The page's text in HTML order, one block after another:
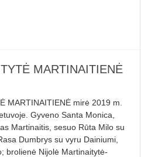
MARTINAITIENĖ
MARTINAITIENĖ mirė 2019 m.
Gyveno Santa Monica,
Martinaitis, sesuo Rūta Milo su
Dumbrys su vyru Dainiumi,
brolienė Nijolė Martinaitytė-